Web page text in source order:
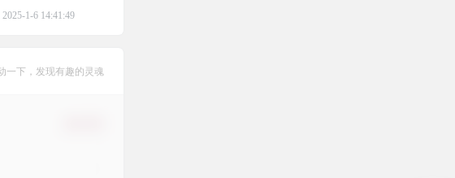
2025-1-6 14:41:49
一下，发现有趣的灵魂